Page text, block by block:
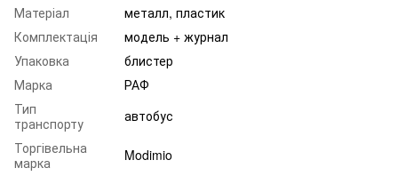
Матеріал
металл, пластик
Комплектація
модель + журнал
Упаковка
блистер
Марка
РАФ
Тип
транспорту
автобус
Торгівельна
марка
Modimio